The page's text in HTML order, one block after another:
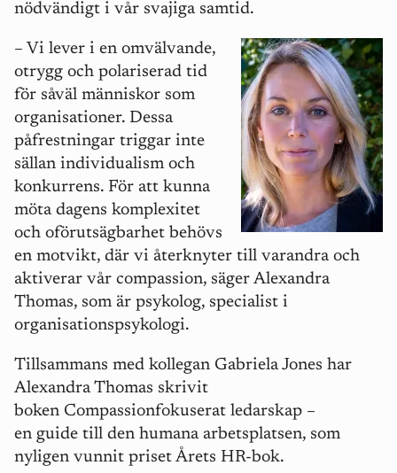
nödvändigt i vår svajiga samtid.
– Vi lever i en omvälvande,
otrygg och polariserad tid
för såväl människor som
organisationer. Dessa
påfrestningar triggar inte
sällan individualism och
konkurrens. För att kunna
möta dagens komplexitet
och oförutsägbarhet behövs
en motvikt, där vi återknyter till varandra och
aktiverar vår compassion, säger Alexandra
Thomas, som är psykolog, specialist i
organisationspsykologi.
Tillsammans med kollegan Gabriela Jones har
Alexandra Thomas skrivit
boken Compassionfokuserat ledarskap –
en guide till den humana arbetsplatsen, som
nyligen vunnit priset Årets HR-bok.